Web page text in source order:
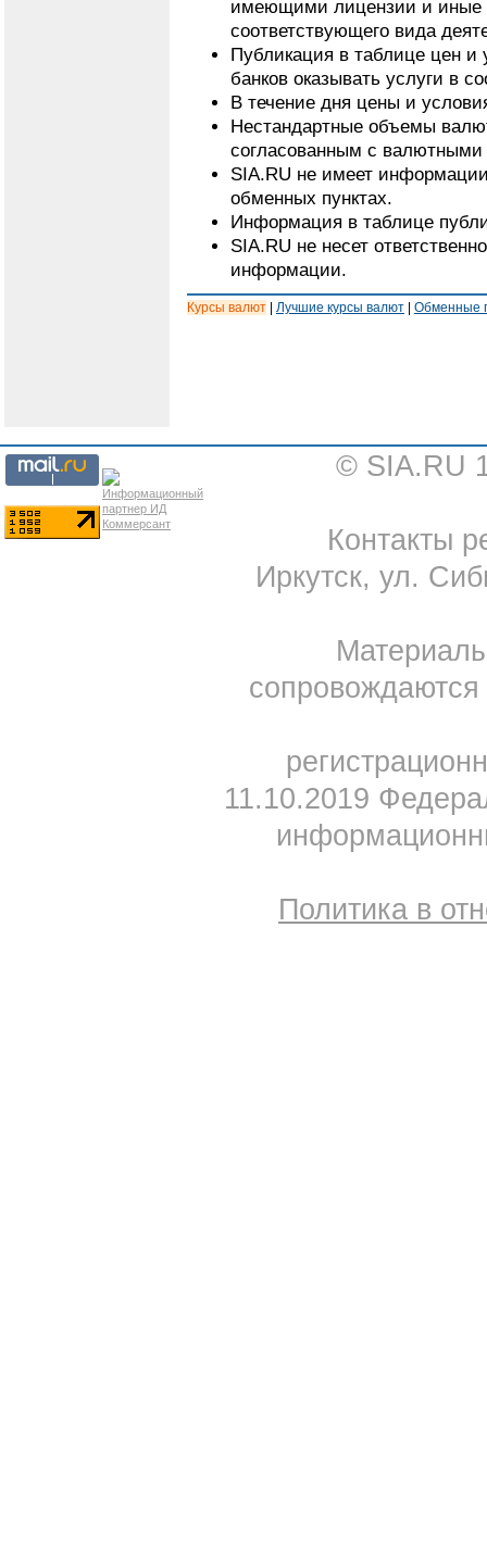
имеющими лицензии и иные
соответствующего вида
Публикация в таблице цен и
банков оказывать услуги в
В течение дня цены и
Нестандартные объемы
согласованным с валютными
SIA.RU не имеет
обменных пунктах.
Информация в таблице
SIA.RU не несет
информации.
Курсы валют Лучшие курсы валют Обменные
© SIA.RU
Контакты
Иркутск, ул.
11.10.2019
Политика в